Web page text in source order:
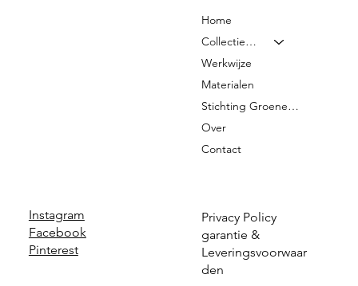
Instagram
Facebook
Pinterest
Privacy Policy
garantie &
Leveringsvoorwaar
den
Home
Collectie & Prijzen
Werkwijze
Materialen
Stichting Groene Graven
Over
Contact